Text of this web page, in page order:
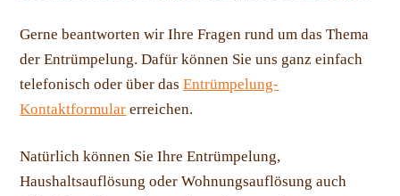
Gerne beantworten wir Ihre Fragen rund um das Thema
der Entrümpelung. Dafür können Sie uns ganz einfach
telefonisch oder über dasEntrümpelung-
Kontaktformular erreichen.
Natürlich können Sie Ihre Entrümpelung,
Haushaltsauflösung oder Wohnungsauflösung auch